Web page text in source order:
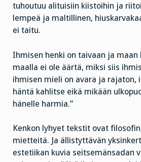
tuhoutuu alituisiin kiistoihin ja
lempeä ja maltillinen,
ei taitu.
Ihmisen henki on taivaan ja maan
maalla ei ole äärtä, miksi siis
ihmisen mieli on avara ja rajaton,
häntä kahlitse eikä mikään
hänelle harmia.”
Kenkon lyhyet tekstit ovat
mietteitä. Ja ällistyttävän
estetiikan kuvia seitsemänsadan